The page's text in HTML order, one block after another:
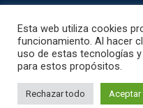
Esta web utiliza cookies
funcionamiento. Al hacer
uso de estas tecnologías
para estos propósitos.
Rechazar todo Aceptar
Necesitas